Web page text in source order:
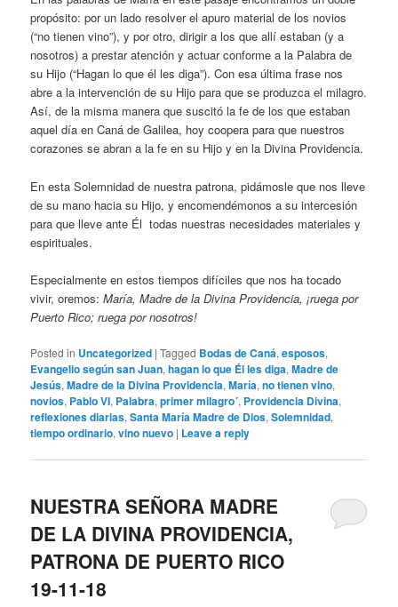
propósito: por un lado resolver el apuro material de los novios
(“no tienen vino”), y por otro, dirigir a los que allí estaban (y a
nosotros) a prestar atención y actuar conforme a la Palabra de
su Hijo (“Hagan lo que él les diga”). Con esa última frase nos
abre a la intervención de su Hijo para que se produzca el milagro.
Así, de la misma manera que suscitó la fe de los que estaban
aquel día en Caná de Galilea, hoy coopera para que nuestros
corazones se abran a la fe en su Hijo y en la Divina Providencia.
En esta Solemnidad de nuestra patrona, pidámosle que nos lleve
de su mano hacia su Hijo, y encomendémonos a su intercesión
para que lleve ante Él todas nuestras necesidades materiales y
espirituales.
Especialmente en estos tiempos difíciles que nos ha tocado
vivir, oremos:María, Madre de la Divina Providencia, ¡ruega por
Puerto Rico; ruega por nosotros!
Posted in Uncategorized |Tagged Bodas de Caná,esposos,
Evangelio según san Juan,hagan lo que Él les diga,Madre de
Jesús,Madre de la Divina Providencia,María,no tienen vino,
novios, Pablo VI, Palabra,primer milagro´, Providencia Divina,
reflexiones diarias,Santa María Madre de Dios,Solemnidad,
tiempo ordinario,vino nuevo | Leave a reply
NUESTRA SEÑORA MADRE
DE LA DIVINA PROVIDENCIA,
PATRONA DE PUERTO RICO
19-11-18